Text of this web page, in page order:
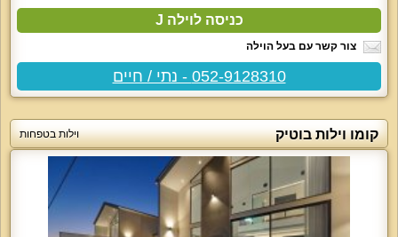
כניסה לוילה J
צור קשר עם בעל הוילה
052-9128310 - נתי / חיים
קומו וילות בוטיק וילות בטפחות